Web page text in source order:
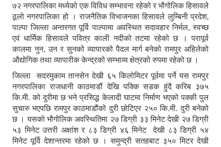
७२ नगरपालिका मध्येको एक विविध सम्भावना रहेको र भौगोलिक हिसावले
ठूलो नगरपालिका हो । राजनैतिक विभाजनका हिसावले लुम्बिनी प्रदेश,
पाल्पा जिल्ला अन्तरगत पूर्वि पाल्पामा अवस्थित सदावहार निर्मल, स्वच्छ
एवं धार्मिक हिसावले पवित्र काली नदीको तटमा रहेको छ । परापूर्व
कालमा नुन, उन र सुनको व्यापारको पैदल मार्ग बनेको रामपुर अहिलेको
औद्योगिक तथा व्यापारीक केन्द्रको सम्भाव्य क्षेत्रको रुपमा रहेको छ ।
जिल्ला सदरमुकाम तानसेन देखी ६५ किलोमिटर पूर्वमा पर्ने यस रामपुर
नगरपालिका राजधानी काठमाडौं देखि पक्कि सडक हुंदै करिब ३७५
कि.मी. को दुरीमा छ भने प्रसिद्ध केलादी घाटमा निर्माण भएको पक्की पुल
सुचारु भएपछि रामपुर काठमाडौंको दुरी छोटिएर २५० कि.मी. दुरी बनेको
छ । यसको भौगोलिक अवस्थितिमा २७ डिग्री ३३ मिनेट देखी २७ डिग्री
५३ मिनेट उत्तरी अक्षांश र ८३ डिग्री ४६ मिनेट देखी ८३ डिग्री ५४
मिनेट पूर्वि देशान्तरमा रहेको छ । समुन्द्री सतहबाट ३५० मिटर देखी